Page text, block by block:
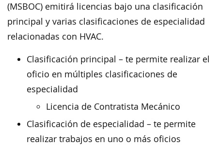
(MSBOC) emitirá licencias bajo una clasificación
principal y varias clasificaciones de especialidad
relacionadas con HVAC.
Clasificación principal – te permite realizar el
oficio en múltiples clasificaciones de
especialidad
Licencia de Contratista Mecánico
Clasificación de especialidad – te permite
realizar trabajos en uno o más oficios